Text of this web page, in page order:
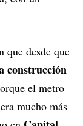
que desde que
construcción
el metro
mucho más